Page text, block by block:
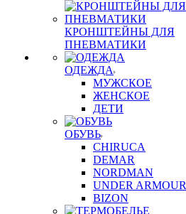
КРОНШТЕЙНЫ ДЛЯ
ПНЕВМАТИКИ
ОДЕЖДА
МУЖСКОЕ
ЖЕНСКОЕ
ДЕТИ
ОБУВЬ
CHIRUCA
DEMAR
NORDMAN
UNDER ARMOUR
BIZON